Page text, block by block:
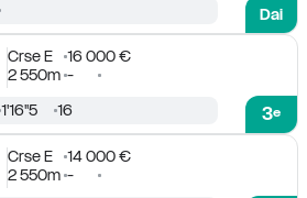
Dai
Crse E
16 000 €
2 550m -
3e
1'16''5 16
Crse E
14 000 €
2 550m -